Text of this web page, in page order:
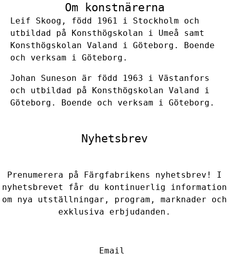
Om konstnärerna
Leif Skoog, född 1961 i Stockholm och
utbildad på Konsthögskolan i Umeå samt
Konsthögskolan Valand i Göteborg. Boende
och verksam i Göteborg.
Johan Suneson är född 1963 i Västanfors
och utbildad på Konsthögskolan Valand i
Göteborg. Boende och verksam i Göteborg.
Nyhetsbrev
Prenumerera på Färgfabrikens nyhetsbrev! I
nyhetsbrevet får du kontinuerlig information
om nya utställningar, program, marknader och
exklusiva erbjudanden.
Email